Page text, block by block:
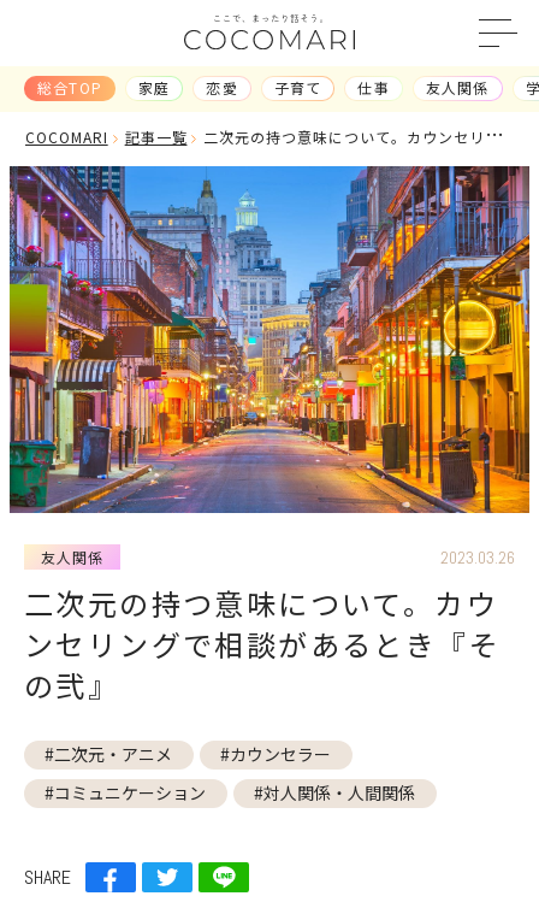
総合TOP 家庭 恋愛 子育て 仕事 友人関係
総合TOP
記事一覧
ランキング
カテゴリから探す
家庭 恋愛
友人関係 学校
企業 コーチング
キーワード
COCOMARI 記事一覧
二次元の持つ意味について。カウンセリン
グで相談があるとき『その弐』
友人関係 2023.03.26
二次元の持つ意味について。カウ
ンセリングで相談があるとき『そ
の弐』
#二次元・アニメ
#カウンセラー
#コミュニケーション
#対人関係・人間関係
SHARE